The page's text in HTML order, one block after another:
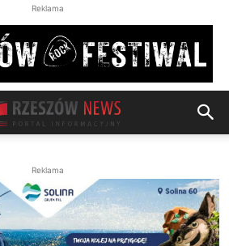
Reklama
Reklama